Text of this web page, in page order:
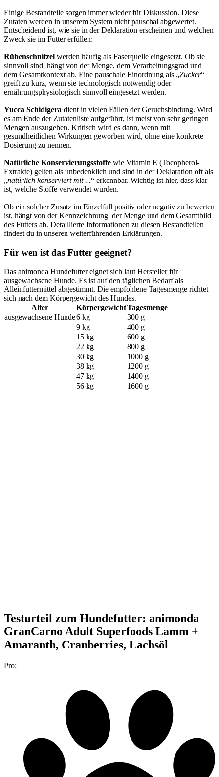
Einige Bestandteile sorgen immer wieder für Diskussion. Diese
Zutaten werden in unserem System nicht pauschal abgewertet.
Entscheidend ist, wie sie in der Deklaration erscheinen und welchen
Zweck sie im Futter erfüllen:
Rübenschnitzel werden häufig als Faserquelle eingesetzt. Ob sie
sinnvoll sind, hängt von der Menge, dem Verarbeitungsgrad und
dem Gesamtkontext ab. Eine pauschale Einordnung als „Zucker“
greift zu kurz, wenn sie technologisch notwendig oder
ernährungsphysiologisch sinnvoll eingesetzt werden.
Yucca Schidigera dient in vielen Fällen der Geruchsbindung. Wird
es am Ende der Zutatenliste aufgeführt, ist meist von sehr geringen
Mengen auszugehen. Kritisch wird es dann, wenn mit
gesundheitlichen Wirkungen geworben wird, ohne eine konkrete
Dosierung zu nennen.
Natürliche Konservierungsstoffe wie Vitamin E (Tocopherol-
Extrakte) gelten als unbedenklich und sind in der Deklaration oft als
„natürlich konserviert mit ...“ erkennbar. Wichtig ist hier, dass klar
ist, welche Stoffe verwendet wurden.
Ob ein solcher Zusatz im Einzelfall positiv oder negativ zu bewerten
ist, hängt von der Kennzeichnung, der Menge und dem Gesamtbild
des Futters ab. Detaillierte Informationen zu diesen Bestandteilen
findest du in unseren weiterführenden Erklärungen.
Für wen ist das Futter geeignet?
Das animonda Hundefutter eignet sich laut Hersteller für
ausgewachsene Hunde. Es ist auf den täglichen Bedarf als
Alleinfuttermittel abgestimmt. Die empfohlene Tagesmenge richtet
sich nach dem Körpergewicht des Hundes.
Alter
KörpergewichtTagesmenge
ausgewachsene Hunde6 kg
300 g
9 kg
400 g
15 kg
600 g
22 kg
800 g
30 kg
1000 g
38 kg
1200 g
47 kg
1400 g
56 kg
1600 g
Testurteil zum Hundefutter: animonda
GranCarno Adult Superfoods Lamm +
Amaranth, Cranberries, Lachsöl
Pro: